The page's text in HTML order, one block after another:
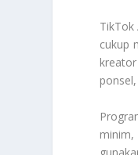
TikTok
cukup
minim,